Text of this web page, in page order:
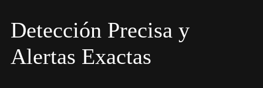
Detección Precisa y
Alertas Exactas